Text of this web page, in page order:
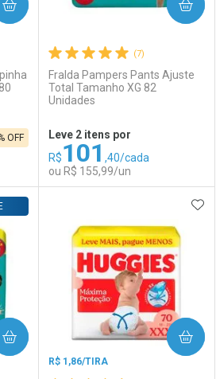
OFF
(7)
Fralda Pampers Pants Ajuste
Total Tamanho XG 82
Unidades
Leve 2 itens por
R$101 ,40/cada
ou R$ 155,99/un
COMPRAR
Laboratório
Por Menos
R$ 1,86/TIRA
COMPRAR